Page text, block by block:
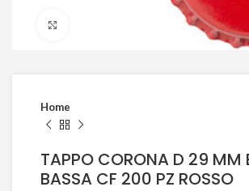
Home
TAPPO CORONA D 29 MM
BASSA CF 200 PZ ROSSO